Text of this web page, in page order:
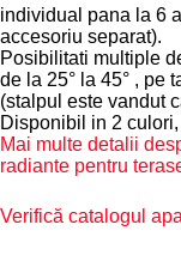
individual pana la 6
accesoriu separat).
Posibilitati multiple
de la 25° la 45° , pe
(stalpul este vandut
Disponibil in 2
Mai multe detalii
radiante pentru
Verifică catalogul